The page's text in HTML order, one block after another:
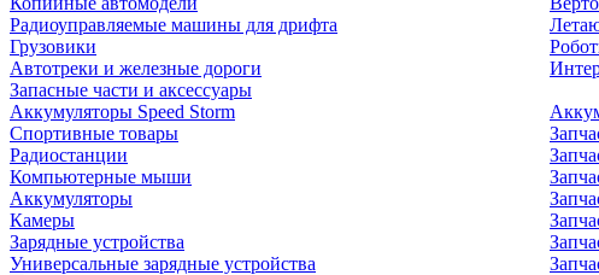
Радиоуправляемые машины для дрифта
Грузовики
Автотреки и железные дороги
Запасные части и аксессуары
Аккумуляторы Speed Storm
Спортивные товары
Радиостанции
Компьютерные мыши
Аккумуляторы
Камеры
Зарядные устройства
Универсальные зарядные устройства